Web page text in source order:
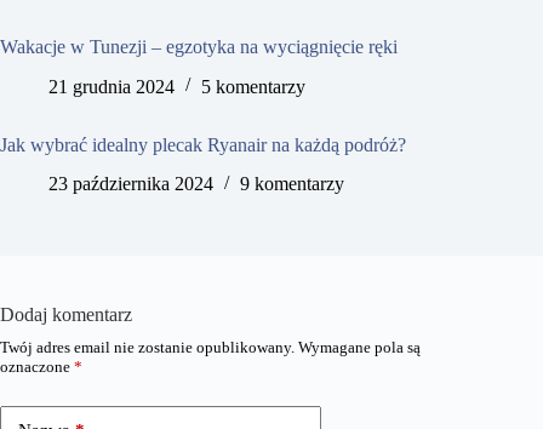
Wakacje w Tunezji – egzotyka na wyciągnięcie ręki
21 grudnia 2024
5 komentarzy
Jak wybrać idealny plecak Ryanair na każdą podróż?
23 października 2024
9 komentarzy
Dodaj komentarz
Twój adres email nie zostanie opublikowany. Wymagane pola są
oznaczone *